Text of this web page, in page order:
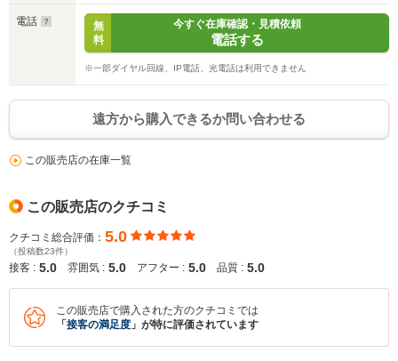
電話
無
料
今すぐ在庫確認・見積依頼
電話する
※一部ダイヤル回線、IP電話、光電話は利用できません
遠方から購入できるか問い合わせる
この販売店の在庫一覧
この販売店のクチコミ
クチコミ総合評価： 5.0
（投稿数23件）
接客 : 5.0 雰囲気 : 5.0 アフター : 5.0 品質 : 5.0
この販売店で購入された方のクチコミでは
「 接客の満足度 」が特に評価されています